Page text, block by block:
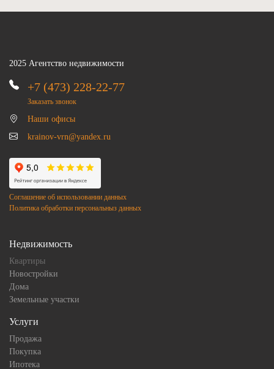
2025 Агентство недвижимости
+7 (473) 228-22-77
Заказать звонок
Наши офисы
krainov-vrn@yandex.ru
Соглашение об использовании данных
Политика обработки персональныз данных
Недвижимость
Квартиры
Новостройки
Дома
Земельные участки
Услуги
Продажа
Покупка
Ипотека